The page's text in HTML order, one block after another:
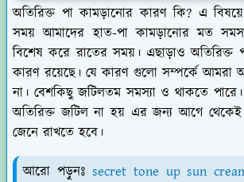
অতিরিক্ত পা কামড়ানোর কারণ কি? এ
সময় আমাদের হাত-পা কামড়ানোর মত
বিশেষ করে রাতের সময়। এছাড়াও অতিরিক্ত
কারণ রয়েছে। যে কারণ গুলো সম্পর্কে আমরা
না। বেশকিছু জটিলতম সমস্যা ও থাকতে
অতিরিক্ত জটিল না হয় এর জন্য আগে থেকেই
জেনে রাখতে হবে।
আরো পড়ুনঃsecret tone up sun